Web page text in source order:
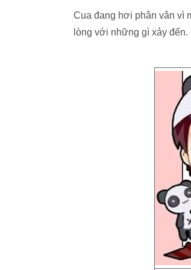
Cua đang hơi phân vân vì
lòng với những gì xảy